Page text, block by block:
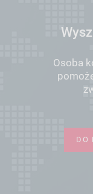
Osoba
DO